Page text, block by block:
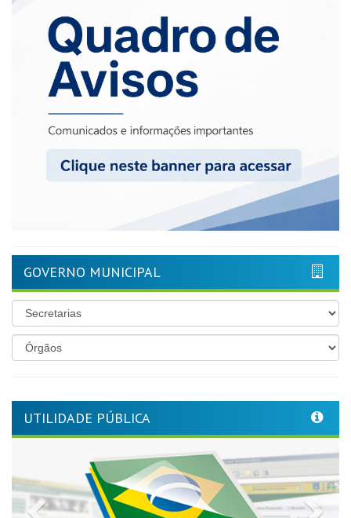
GOVERNO MUNICIPAL
UTILIDADE PÚBLICA
Previous